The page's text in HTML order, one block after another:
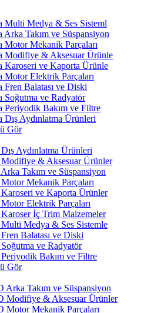
Multi Medya & Ses Sisteml
Arka Takım ve Süspansiyon
Motor Mekanik Parçaları
Modifiye & Aksesuar Ürünle
Karoseri ve Kaporta Ürünle
Motor Elektrik Parçaları
Fren Balatası ve Diski
Soğutma ve Radyatör
Periyodik Bakım ve Filtre
Dış Aydınlatma Ürünleri
Gör
Aydınlatma Ürünleri
Modifiye & Aksesuar Ürünler
Takım ve Süspansiyon
Mekanik Parçaları
Karoseri ve Kaporta Ürünler
Elektrik Parçaları
Karoser İç Trim Malzemeler
Multi Medya & Ses Sistemle
Balatası ve Diski
ve Radyatör
Bakım ve Filtre
Gör
Arka Takım ve Süspansiyon
Modifiye & Aksesuar Ürünler
Motor Mekanik Parçaları